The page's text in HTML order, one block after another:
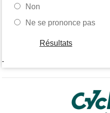
Non
Ne se prononce pas
Résultats
-